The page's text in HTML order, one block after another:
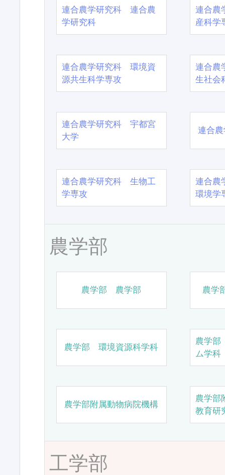
連合農学研究科 連合農
学研究科
連合農
産科学
連合農学研究科 環境資
源共生科学専攻
連合農
生社会
連合農学研究科 宇都宮
大学
連合
連合農学研究科 生物工
学専攻
連合農
環境学
農学部
農学部 農学部 農学
農学部 環境資源科学科
農学
ム学科
農学部附属動物病院機構
農学部
教育研
工学部